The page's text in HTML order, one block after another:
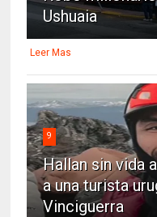
Ushuaia
Leer Mas
9
Hallan sin vida
a una turista
Vinciguerra